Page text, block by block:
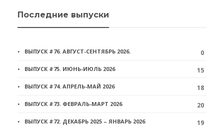
Последние выпуски
ВЫПУСК #76. АВГУСТ-СЕНТЯБРЬ 2026. 0
ВЫПУСК #75. ИЮНЬ-ИЮЛЬ 2026 15
ВЫПУСК #74. АПРЕЛЬ-МАЙ 2026 18
ВЫПУСК #73. ФЕВРАЛЬ-МАРТ 2026 20
ВЫПУСК #72. ДЕКАБРЬ 2025 – ЯНВАРЬ 2026 19